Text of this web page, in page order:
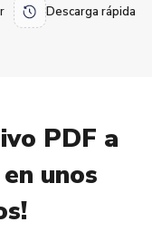
Descarga rápida
PDF a
unos